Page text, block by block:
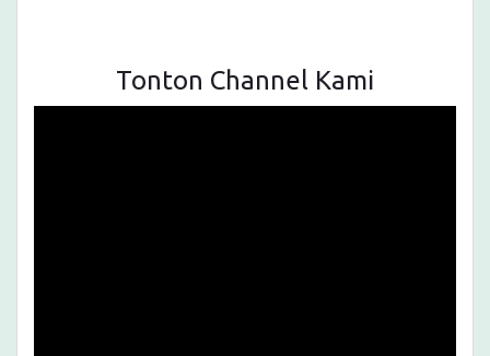
Tonton Channel Kami